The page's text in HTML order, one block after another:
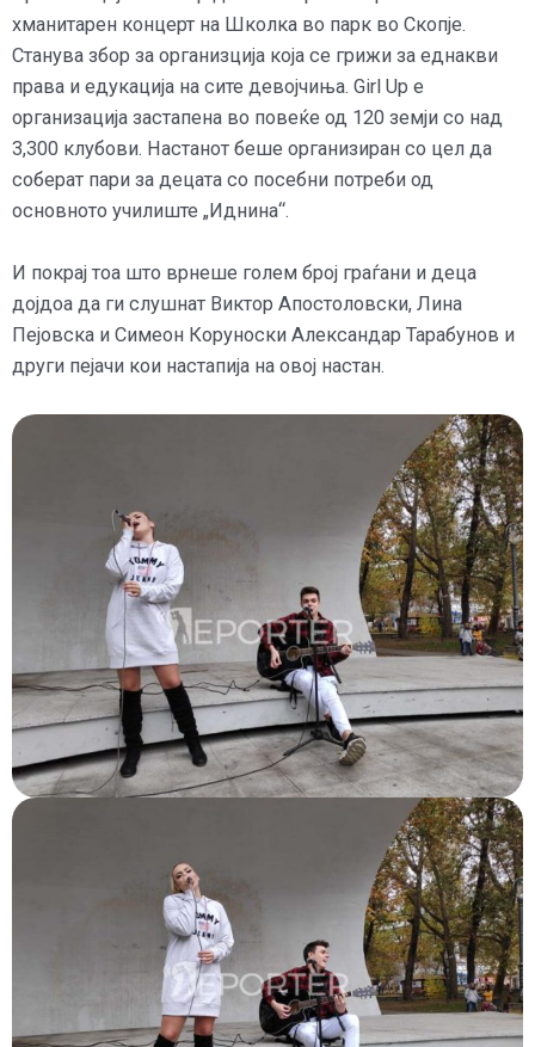
хманитарен концерт на Школка во парк во Скопје.
Станува збор за организција која се грижи за еднакви
права и едукација на сите девојчиња. Girl Up e
организација застапена во повеќе од 120 земји со над
3,300 клубови. Настанот беше организиран со цел да
соберат пари за децата со посебни потреби од
основното училиште „Иднина“.
И покрај тоа што врнеше голем број граѓани и деца
дојдоа да ги слушнат Виктор Апостоловски, Лина
Пејовска и Симеон Коруноски Александар Тарабунов и
други пејачи кои настапија на овој настан.